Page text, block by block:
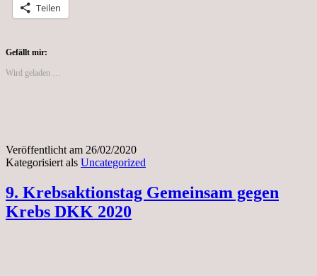
Teilen
Gefällt mir:
Wird geladen …
Veröffentlicht am 26/02/2020
Kategorisiert als Uncategorized
9. Krebsaktionstag Gemeinsam gegen
Krebs DKK 2020